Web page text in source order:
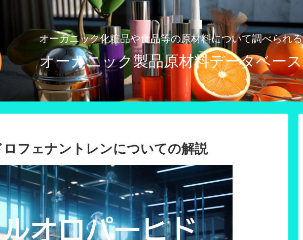
オーガニック化粧品や食品等の原材料について調べられる
オーガニック製品原材料データベース
フェナントレンについての解説